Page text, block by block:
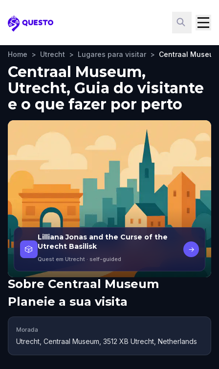
Questo
Home > Utrecht > Lugares para visitar > Centraal Museum
Centraal Museum,
Utrecht, Guia do visitante
e o que fazer por perto
🎲
Lilliana Jonas and the Curse of the
Utrecht Basilisk
Quest em Utrecht · self-guided
→
Sobre Centraal Museum
Planeie a sua visita
Morada
Utrecht, Centraal Museum, 3512 XB Utrecht, Netherlands